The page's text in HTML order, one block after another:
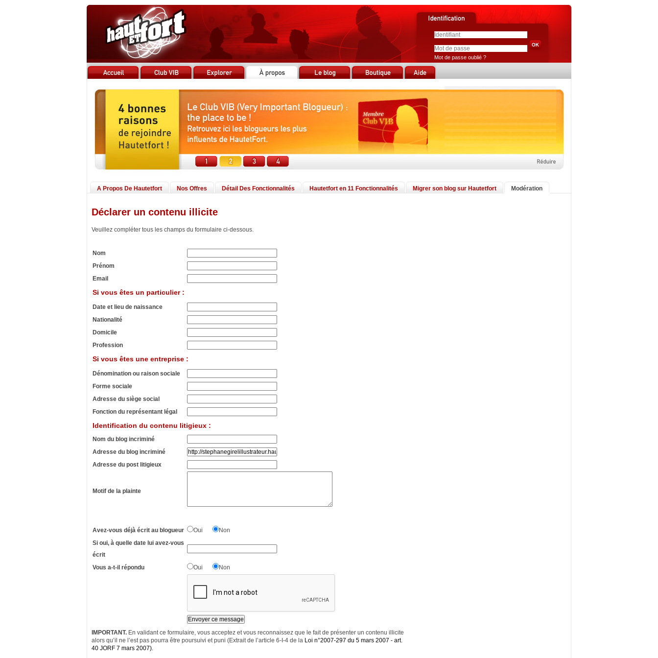
Mot de passe oublié ?
A Propos De Hautetfort Nos Offres Détail Des Fonctionnalités Hautetfort en 11 Fonctionnalités Migrer son blog sur Hautetfort Modération
Déclarer un contenu illicite
Veuillez compléter tous les champs du formulaire ci-dessous.
Nom
Prénom
Email
Si vous êtes un particulier :
Date et lieu de naissance
Nationalité
Domicile
Profession
Si vous êtes une entreprise :
Dénomination ou raison sociale
Forme sociale
Adresse du siège social
Fonction du représentant légal
Identification du contenu litigieux :
Nom du blog incriminé
Adresse du blog incriminé
Adresse du post litigieux
Motif de la plainte
Avez-vous déjà écrit au blogueur Oui
Non
Si oui, à quelle date lui avez-vous
écrit
Vous a-t-il répondu
Oui Non
IMPORTANT. En validant ce formulaire, vous acceptez et vous reconnaissez que le fait de présenter un contenu illicite
alors qu’il ne l’est pas pourra être poursuivi et puni (Extrait de l’article 6-I-4 de la Loi n°2007-297 du 5 mars 2007 - art.
40 JORF 7 mars 2007).